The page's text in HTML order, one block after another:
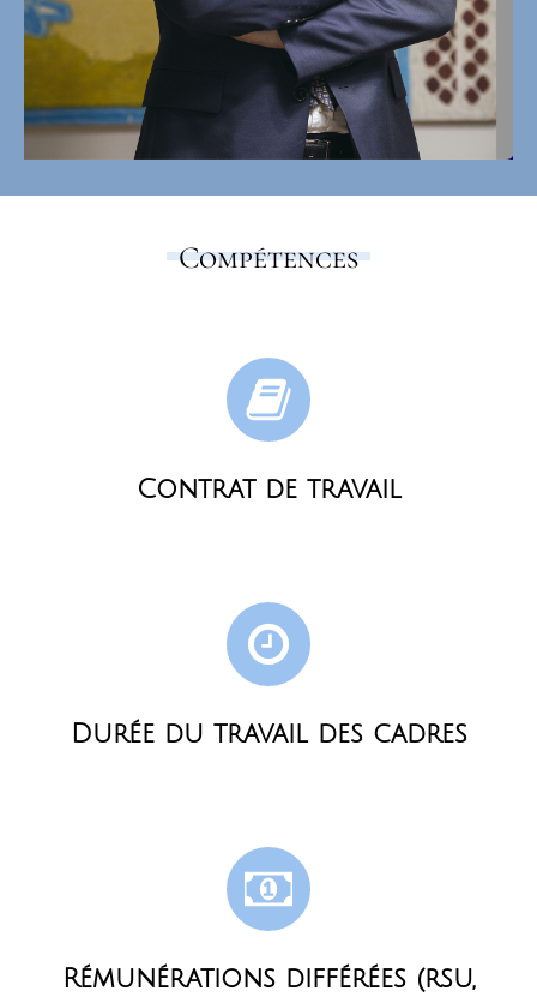
Compétences
Contrat de travail
Durée du travail des cadres
Rémunérations différées (rsu,